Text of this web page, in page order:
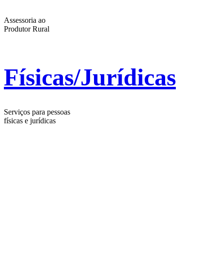
Assessoria ao
Produtor Rural
Físicas/Jurídicas
Serviços para pessoas
físicas e jurídicas